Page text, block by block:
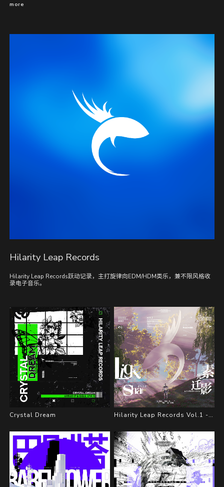
more
Hilarity Leap Records
Hilarity Leap Records跃动记录，主打旋律向EDM/HDM类乐，兼不限风格收
录电子音乐。
Crystal Dream Hilarity Leap Records Vol.1 - 素光·迁影